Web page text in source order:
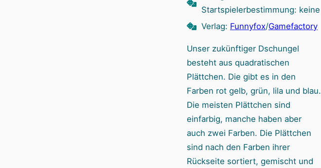
Startspielerbestimmung: keine
Verlag: Funnyfox/Gamefactory
Unser zukünftiger Dschungel
besteht aus quadratischen
Plättchen. Die gibt es in den
Farben rot gelb, grün, lila und blau.
Die meisten Plättchen sind
einfarbig, manche haben aber
auch zwei Farben. Die Plättchen
sind nach den Farben ihrer
Rückseite sortiert, gemischt und